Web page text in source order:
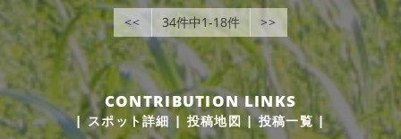
<< 34件中1-18件 >>
CONTRIBUTION LINKS
|スポット詳細 | 投稿地図 |投稿一覧|